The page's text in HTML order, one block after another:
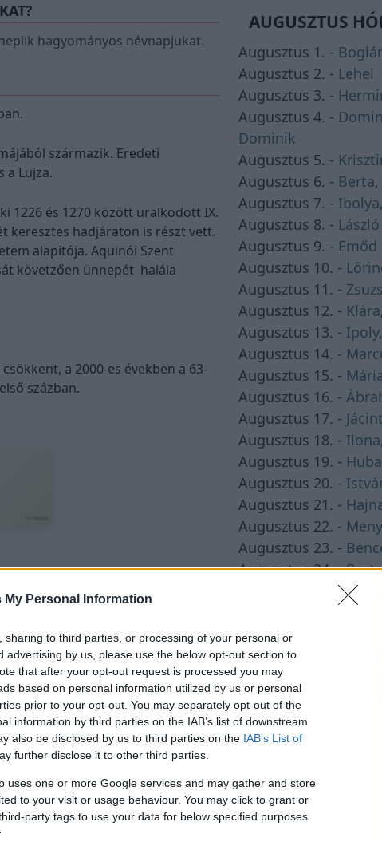
My Personal Information
sharing to third parties, or processing of your personal or
advertising by us, please use the below opt-out section to
that after your opt-out request is processed you may
based on personal information utilized by us or personal
prior to your opt-out. You may separately opt-out of the
information by third parties on the IAB’s list of downstream
also be disclosed by us to third parties on the IAB’s List of
further disclose it to other third parties.
uses one or more Google services and may gather and store
to your visit or usage behaviour. You may click to grant or
party tags to use your data for below specified purposes
hagyományos névnapjukat.
származik. Eredeti
a Lujza.
1226 és 1270 között uralkodott IX.
keresztes hadjáraton is részt vett.
alapítója. Aquinói Szent
követzően ünnepét halála
a 2000-es években a 63-
százban.
AUGUSZTUS
Augusztus 1. -
Augusztus 2. - Lehel
Augusztus 3. -
Augusztus 4. -
Dominik
Augusztus 5. -
Augusztus 6. - Berta,
Augusztus 7. - Ibolya,
Augusztus 8. - László
Augusztus 9. - Emőd
Augusztus 10. -
Augusztus 11. -
Augusztus 12. - Klára,
Augusztus 13. - Ipoly,
Augusztus 14. -
Augusztus 15. -
Augusztus 16. -
Augusztus 17. - Jácint
Augusztus 18. - Ilona,
Augusztus 19. - Huba
Augusztus 20. -
Augusztus 21. -
Augusztus 22. -
Augusztus 23. -
Augusztus 24. -
Augusztus 25. -Lajos
Augusztus 27. -
Augusztus 28. -
Augusztus 29. -
Augusztus 30. -
Augusztus 31. -